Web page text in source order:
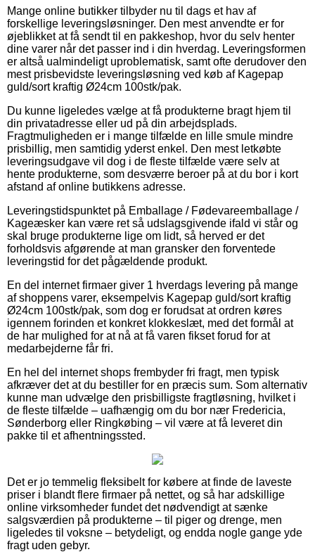
Mange online butikker tilbyder nu til dags et hav af
forskellige leveringsløsninger. Den mest anvendte er for
øjeblikket at få sendt til en pakkeshop, hvor du selv henter
dine varer når det passer ind i din hverdag. Leveringsformen
er altså ualmindeligt uproblematisk, samt ofte derudover den
mest prisbevidste leveringsløsning ved køb af Kagepap
guld/sort kraftig Ø24cm 100stk/pak.
Du kunne ligeledes vælge at få produkterne bragt hjem til
din privatadresse eller ud på din arbejdsplads.
Fragtmuligheden er i mange tilfælde en lille smule mindre
prisbillig, men samtidig yderst enkel. Den mest letkøbte
leveringsudgave vil dog i de fleste tilfælde være selv at
hente produkterne, som desværre beroer på at du bor i kort
afstand af online butikkens adresse.
Leveringstidspunktet på Emballage / Fødevareemballage /
Kageæsker kan være ret så udslagsgivende ifald vi står og
skal bruge produkterne lige om lidt, så herved er det
forholdsvis afgørende at man gransker den forventede
leveringstid for det pågældende produkt.
En del internet firmaer giver 1 hverdags levering på mange
af shoppens varer, eksempelvis Kagepap guld/sort kraftig
Ø24cm 100stk/pak, som dog er forudsat at ordren køres
igennem forinden et konkret klokkeslæt, med det formål at
de har mulighed for at nå at få varen fikset forud for at
medarbejderne får fri.
En hel del internet shops frembyder fri fragt, men typisk
afkræver det at du bestiller for en præcis sum. Som alternativ
kunne man udvælge den prisbilligste fragtløsning, hvilket i
de fleste tilfælde – uafhængig om du bor nær Fredericia,
Sønderborg eller Ringkøbing – vil være at få leveret din
pakke til et afhentningssted.
Det er jo temmelig fleksibelt for købere at finde de laveste
priser i blandt flere firmaer på nettet, og så har adskillige
online virksomheder fundet det nødvendigt at sænke
salgsværdien på produkterne – til piger og drenge, men
ligeledes til voksne – betydeligt, og endda nogle gange yde
fragt uden gebyr.